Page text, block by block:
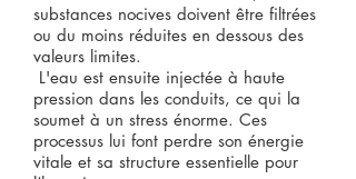
substances nocives doivent être filtrées
ou du moins réduites en dessous des
valeurs limites.
​ L'eau est ensuite injectée à haute
pression dans les conduits, ce qui la
soumet à un stress énorme. Ces
processus lui font perdre son énergie
vitale et sa structure essentielle pour